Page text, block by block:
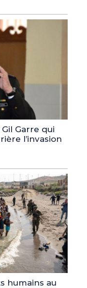
Garre qui
l’invasion
humains au